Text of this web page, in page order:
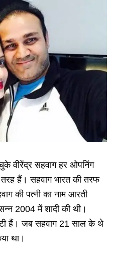
वीरेंद्र सहवाग हर ओपनिंग
हैं। सहवाग भारत की तरफ
की पत्नी का नाम आरती
2004 में शादी की थी।
हैं। जब सहवाग 21 साल के थे
था।